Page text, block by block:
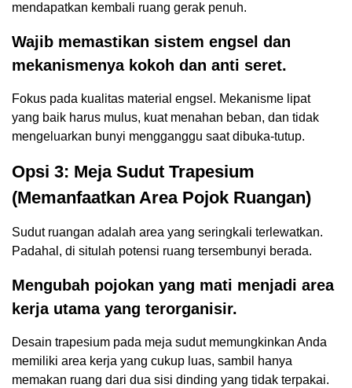
mendapatkan kembali ruang gerak penuh.
Wajib memastikan sistem engsel dan
mekanismenya kokoh dan anti seret.
Fokus pada kualitas material engsel. Mekanisme lipat
yang baik harus mulus, kuat menahan beban, dan tidak
mengeluarkan bunyi mengganggu saat dibuka-tutup.
Opsi 3: Meja Sudut Trapesium
(Memanfaatkan Area Pojok Ruangan)
Sudut ruangan adalah area yang seringkali terlewatkan.
Padahal, di situlah potensi ruang tersembunyi berada.
Mengubah pojokan yang mati menjadi area
kerja utama yang terorganisir.
Desain trapesium pada meja sudut memungkinkan Anda
memiliki area kerja yang cukup luas, sambil hanya
memakan ruang dari dua sisi dinding yang tidak terpakai.